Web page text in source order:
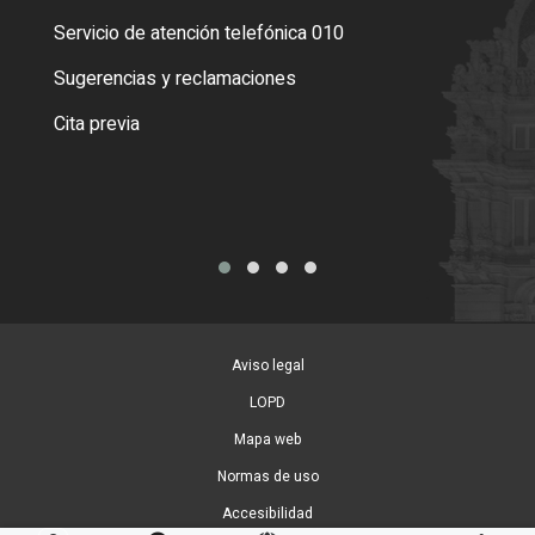
Servicio de atención telefónica 010
Sugerencias y reclamaciones
Cita previa
Aviso legal
LOPD
Mapa web
Normas de uso
Accesibilidad